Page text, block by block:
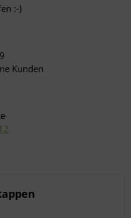
:-)
Kunden